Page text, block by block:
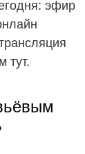
эфир
тут.